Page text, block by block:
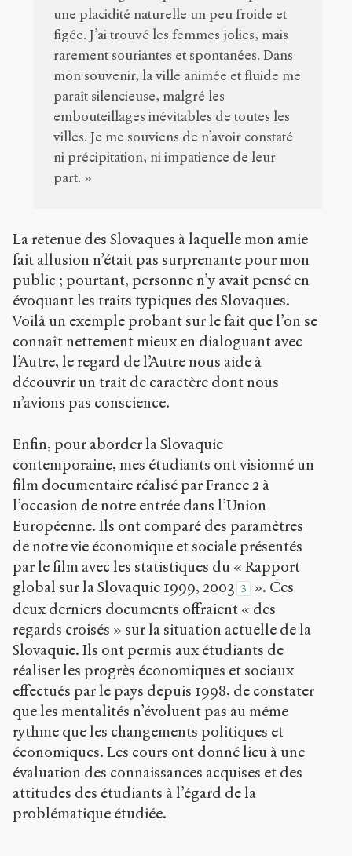
une placidité naturelle un peu froide et
figée. J’ai trouvé les femmes jolies, mais
rarement souriantes et spontanées. Dans
mon souvenir, la ville animée et fluide me
paraît silencieuse, malgré les
embouteillages inévitables de toutes les
villes. Je me souviens de n’avoir constaté
ni précipitation, ni impatience de leur
part. »
La retenue des Slovaques à laquelle mon amie
fait allusion n’était pas surprenante pour mon
public ; pourtant, personne n’y avait pensé en
évoquant les traits typiques des Slovaques.
Voilà un exemple probant sur le fait que l’on se
connaît nettement mieux en dialoguant avec
l’Autre, le regard de l’Autre nous aide à
découvrir un trait de caractère dont nous
n’avions pas conscience.
Enfin, pour aborder la Slovaquie
contemporaine, mes étudiants ont visionné un
film documentaire réalisé par France 2 à
l’occasion de notre entrée dans l’Union
Européenne. Ils ont comparé des paramètres
de notre vie économique et sociale présentés
par le film avec les statistiques du « Rapport
global sur la Slovaquie 1999, 2003 3
». Ces
deux derniers documents offraient « des
regards croisés » sur la situation actuelle de la
Slovaquie. Ils ont permis aux étudiants de
réaliser les progrès économiques et sociaux
effectués par le pays depuis 1998, de constater
que les mentalités n’évoluent pas au même
rythme que les changements politiques et
économiques. Les cours ont donné lieu à une
évaluation des connaissances acquises et des
attitudes des étudiants à l’égard de la
problématique étudiée.